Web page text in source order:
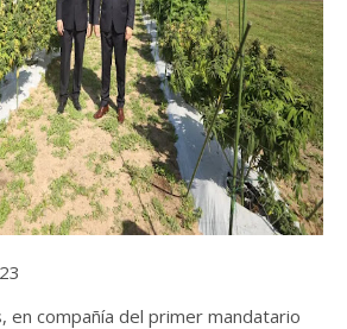
en compañía del primer mandatario